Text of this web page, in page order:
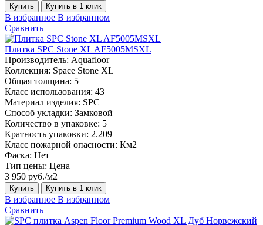
Купить Купить в 1 клик
В избранное В избранном
Сравнить
Плитка SPC Stone XL AF5005MSXL
Производитель: Aquafloor
Коллекция: Space Stone XL
Общая толщина: 5
Класс использования: 43
Материал изделия: SPC
Способ укладки: Замковой
Количество в упаковке: 5
Кратность упаковки: 2.209
Класс пожарной опасности: Км2
Фаска: Нет
Тип цены: Цена
3 950 руб./м2
Купить Купить в 1 клик
В избранное В избранном
Сравнить